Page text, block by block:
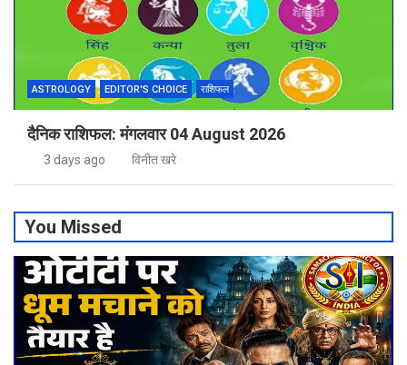
ASTROLOGY EDITOR'S CHOICE राशिफल
दैनिक राशिफल: मंगलवार 04 August 2026
3 days ago विनीत खरे
You Missed